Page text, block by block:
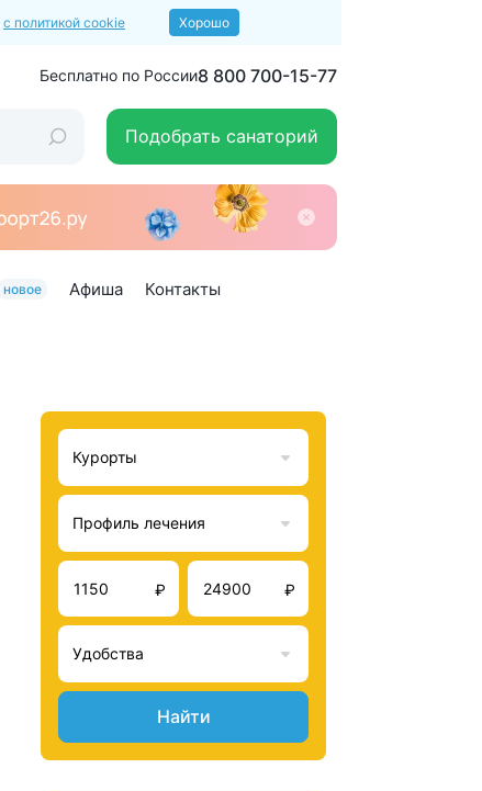
с политикой cookie Хорошо
Бесплатно по России8 800 700-15-77
Подобрать санаторий
новое Афиша Контакты
Курорты
Профиль лечения
₽ ₽
Удобства
Найти